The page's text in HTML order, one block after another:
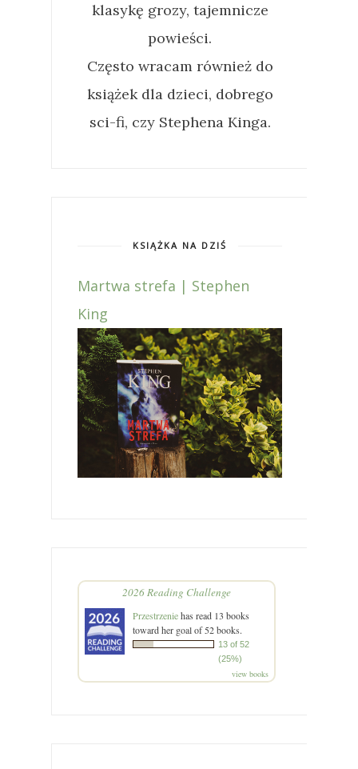
klasykę grozy, tajemnicze
powieści.
Często wracam również do
książek dla dzieci, dobrego
sci-fi, czy Stephena Kinga.
KSIĄŻKA NA DZIŚ
Martwa strefa | Stephen
King
2026 Reading Challenge
Przestrzeniehas read 13 books
toward her goal of 52 books.
13 of 52
(25%)
view books